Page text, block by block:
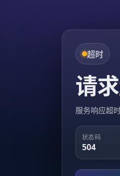
超时
请
服务响应超
状态码
504